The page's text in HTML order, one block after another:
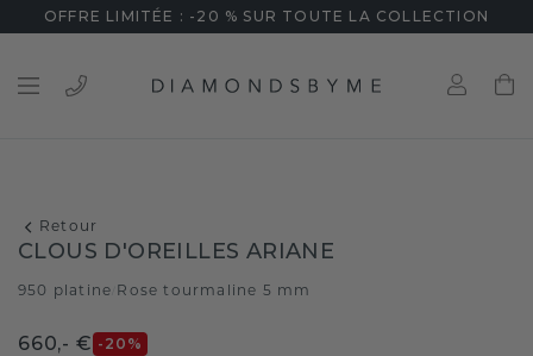
OFFRE LIMITÉE : -20 % SUR TOUTE LA COLLECTION
Retour
CLOUS D'OREILLES ARIANE
950 platine Rose tourmaline 5 mm
660,- € -20 %